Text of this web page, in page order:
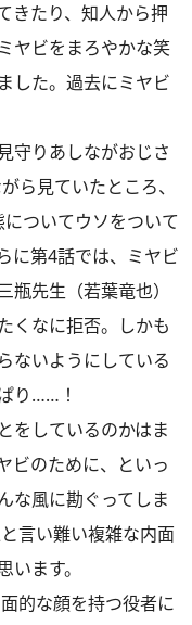
きたり、知人から押
ヤビをまろやかな笑
した。過去にミヤビ
守りあしながおじさ
ら見ていたところ、
ついてウソをついて
に第4話では、ミヤビ
先生（若葉竜也）
くなに拒否。しかも
ないようにしている
り……！
をしているのかはま
ビのために、といっ
な風に勘ぐってしま
言い難い複雑な内面
ます。
的な顔を持つ役者に